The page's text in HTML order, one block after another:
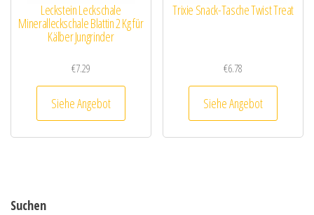
Leckstein Leckschale
Mineralleckschale Blattin 2 Kg für
Kälber Jungrinder
€7.29
Siehe Angebot
Trixie Snack-Tasche Twist Treat
€6.78
Siehe Angebot
Suchen